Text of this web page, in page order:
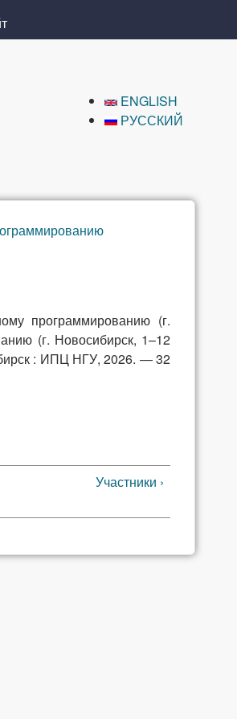
ENGLISH
РУССКИЙ
программированию (г.
(г. Новосибирск, 1–12
: ИПЦ НГУ, 2026. — 32
Участники ›